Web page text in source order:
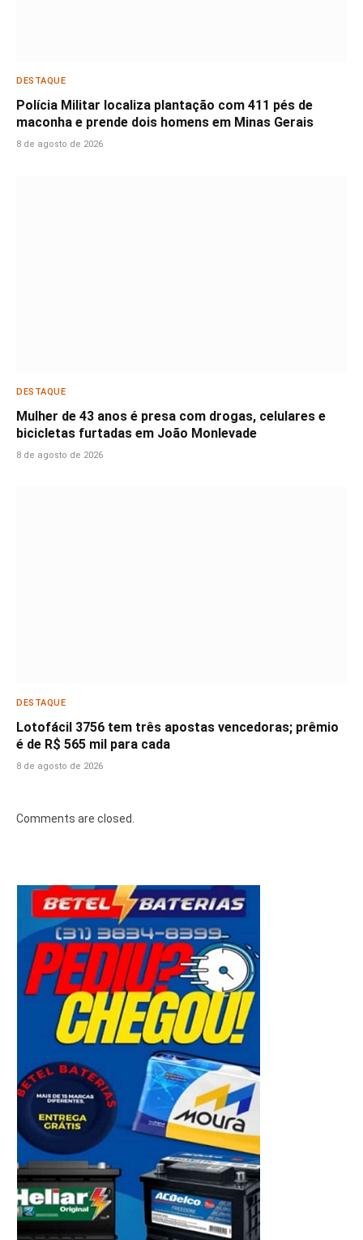
DESTAQUE
Polícia Militar localiza plantação com 411 pés de
maconha e prende dois homens em Minas Gerais
8 de agosto de 2026
DESTAQUE
Mulher de 43 anos é presa com drogas, celulares e
bicicletas furtadas em João Monlevade
8 de agosto de 2026
DESTAQUE
Lotofácil 3756 tem três apostas vencedoras; prêmio
é de R$ 565 mil para cada
8 de agosto de 2026
Comments are closed.